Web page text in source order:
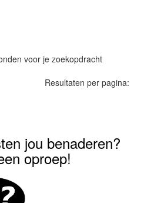
voor je zoekopdracht
Resultaten per pagina:
jou benaderen?
oproep!